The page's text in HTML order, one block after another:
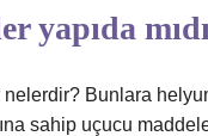
yapıda
Bunlara
sahip uçucu